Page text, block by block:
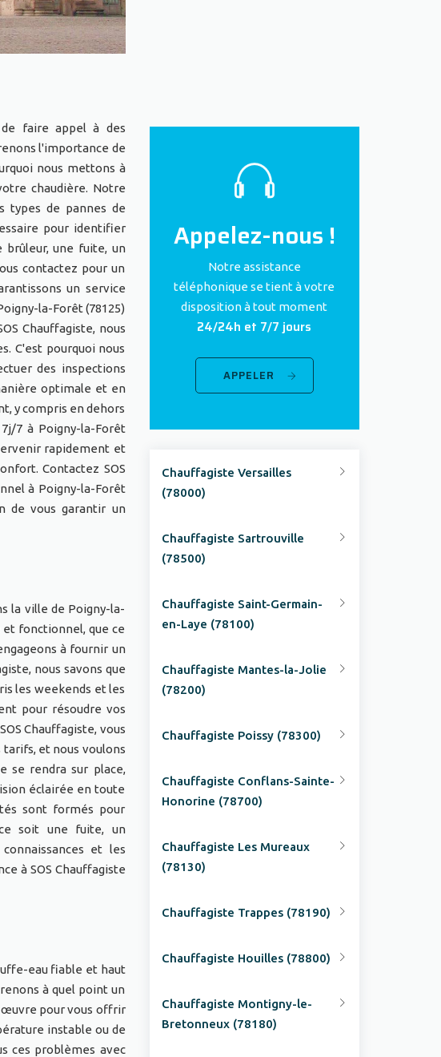
de faire appel à des
l'importance de
nous mettons à
chaudière. Notre
types de pannes de
pour identifier
brûleur, une fuite, un
contactez pour un
un service
la-Forêt (78125)
Chauffagiste, nous
C'est pourquoi nous
des inspections
optimale et en
y compris en dehors
7 à Poigny-la-Forêt
rapidement et
Contactez SOS
à Poigny-la-Forêt
de vous garantir un
la ville de Poigny-la-
et fonctionnel, que ce
à fournir un
nous savons que
les weekends et les
pour résoudre vos
Chauffagiste, vous
et nous voulons
se rendra sur place,
éclairée en toute
sont formés pour
soit une fuite, un
et les
à SOS Chauffagiste
eau fiable et haut
à quel point un
œuvre pour vous offrir
instable ou de
ces problèmes avec
Appelez-nous !
Notre assistance
téléphonique se tient à votre
disposition à tout moment
24/24h et 7/7 jours
APPELER
Chauffagiste Versailles
(78000)
Chauffagiste Sartrouville
(78500)
Chauffagiste Saint-Germain-
en-Laye (78100)
Chauffagiste Mantes-la-Jolie
(78200)
Chauffagiste Poissy (78300)
Chauffagiste Conflans-Sainte-
Honorine (78700)
Chauffagiste Les Mureaux
(78130)
Chauffagiste Trappes (78190)
Chauffagiste Houilles (78800)
Chauffagiste Montigny-le-
Bretonneux (78180)